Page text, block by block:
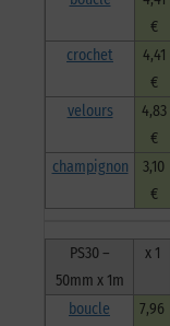
€
crochet
4,41
€
velours
4,83
€
champignon
3,10
€
PS30 –
50mm x 1m
x 1
boucle
7,96